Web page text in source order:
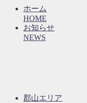
ホーム
HOME
お知らせ
NEWS
郡山エリア